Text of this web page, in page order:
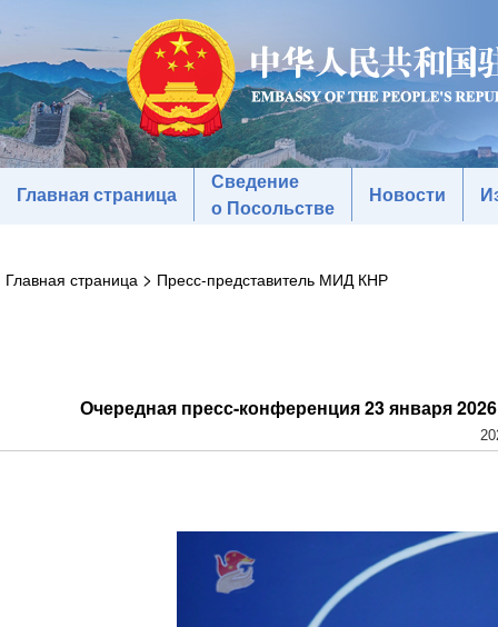
Главная страница
Сведение
о Посольстве
Новости
Главная страница > Пресс-представитель МИД КНР
Очередная пресс-конференция 23 января